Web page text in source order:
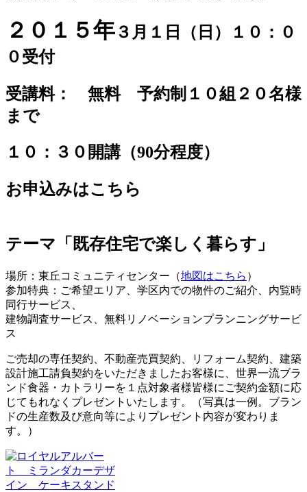
２０１５年３月１日（日）１０：０
０受付
受講料： 無料 予約制１０組２０名様
まで
１０：３０開講（90分程度）
お申込みはこちら
テーマ「既存住宅で楽しく暮らす」
場所：東丘コミュニティセンター（地図はこちら ）
参加特典：ご希望エリア、学区内での物件のご紹介、内覧時
同行サービス、
建物調査サービス、無料リノベーションプランニングサービ
ス
ご売却の専任契約、不動産売買契約、リフォーム契約、建築
設計施工請負契約をいただきましたお客様に、世界一流ブラ
ンド食器・カトラリーを１点対象者様皆様にご契約金額に応
じてもれなくプレゼントいたします。（写真は一例。ブラン
ドの生産数及び意向等によりプレゼント内容が変わりま
す。）